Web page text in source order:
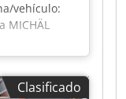
vehículo:
MICHÄL
Nos
tenemos
deClasificado